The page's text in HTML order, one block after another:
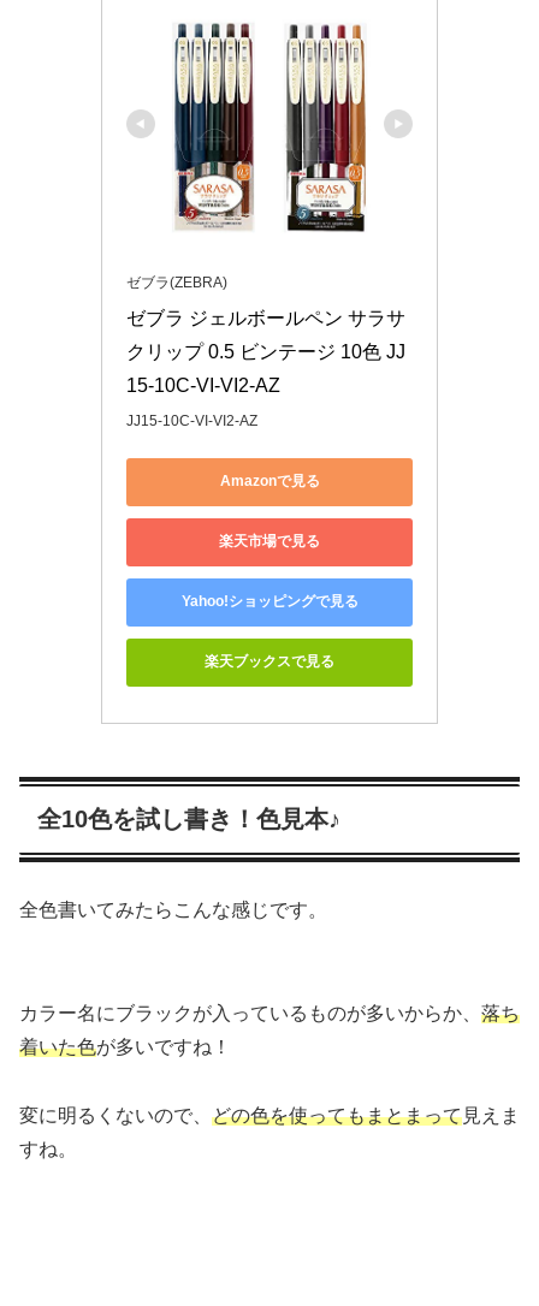
ゼブラ(ZEBRA)
ゼブラ ジェルボールペン サラサ
クリップ 0.5 ビンテージ 10色 JJ
15-10C-VI-VI2-AZ
JJ15-10C-VI-VI2-AZ
Amazonで見る
楽天市場で見る
Yahoo!ショッピングで見る
楽天ブックスで見る
全10色を試し書き！色見本♪
全色書いてみたらこんな感じです。
カラー名にブラックが入っているものが多いからか、 落ち
着いた色が多いですね！
変に明るくないので、 どの色を使ってもまとまって見えま
すね。